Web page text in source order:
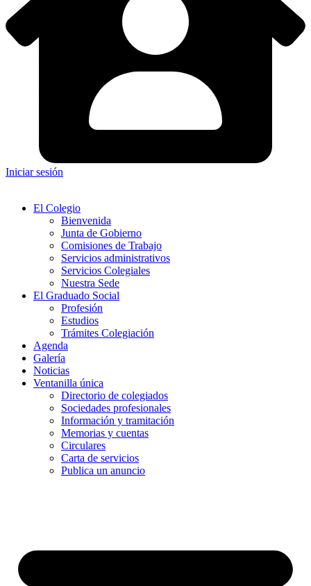
Iniciar sesión
El Colegio
Bienvenida
Junta de Gobierno
Comisiones de Trabajo
Servicios administrativos
Servicios Colegiales
Nuestra Sede
El Graduado Social
Profesión
Estudios
Trámites Colegiación
Agenda
Galería
Noticias
Ventanilla única
Directorio de colegiados
Sociedades profesionales
Información y tramitación
Memorias y cuentas
Circulares
Carta de servicios
Publica un anuncio